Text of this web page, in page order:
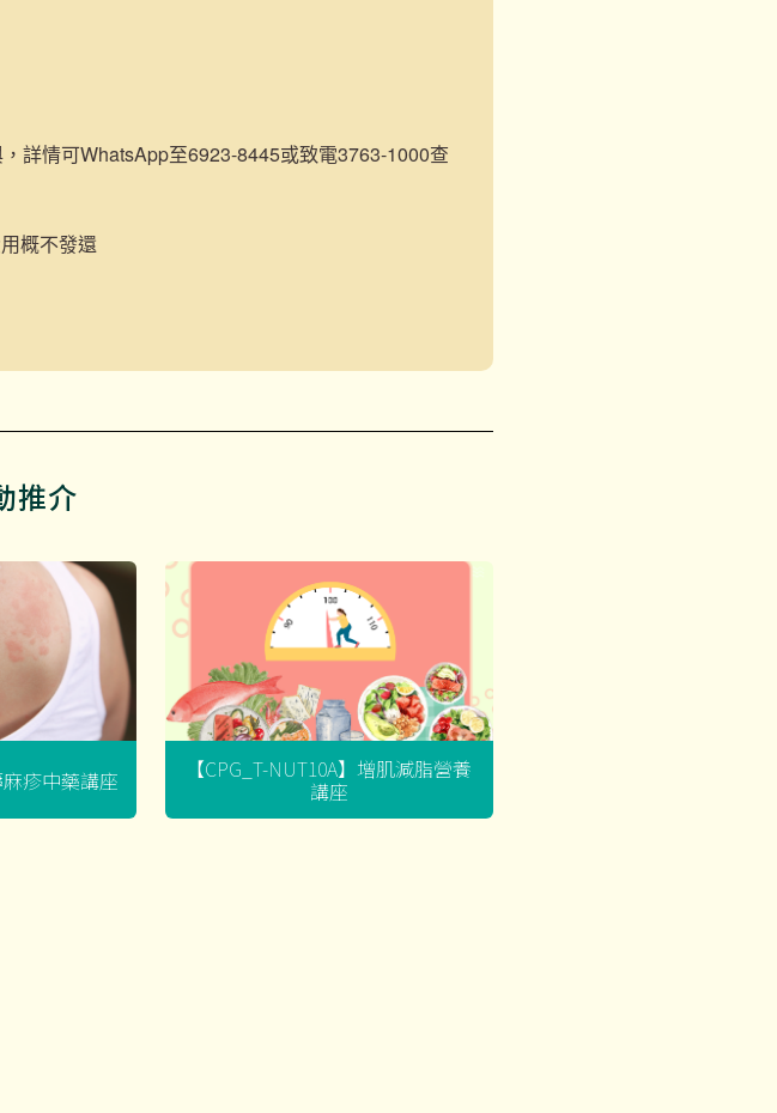
詳情可WhatsApp至6923-8445或致電3763-1000查
概不發還
推介
麻疹中藥講座 【CPG_T-NUT10A】增肌減脂營養
講座